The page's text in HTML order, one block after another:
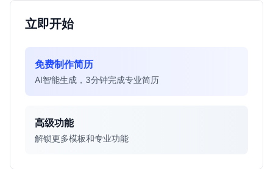
立即开始
免费制作简历
AI智能生成，3分钟完成专业简历
高级功能
解锁更多模板和专业功能